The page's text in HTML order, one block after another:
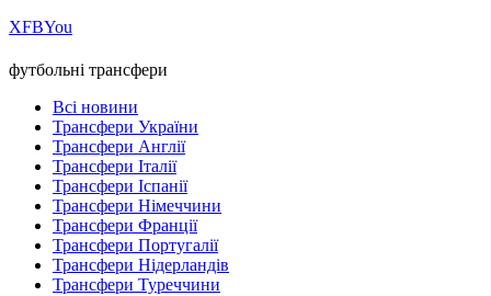
ХFBYou
футбольні трансфери
Всі новини
Трансфери України
Трансфери Англії
Трансфери Італії
Трансфери Іспанії
Трансфери Німеччини
Трансфери Франції
Трансфери Португалії
Трансфери Нідерландів
Трансфери Туреччини